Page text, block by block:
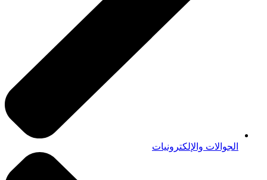
الجوالات والإلكترونيات